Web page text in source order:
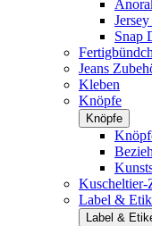
Snap
Jeans
Kleben
Knöpfe
Knöpfe
Kuscheltier-
Label &
Label &